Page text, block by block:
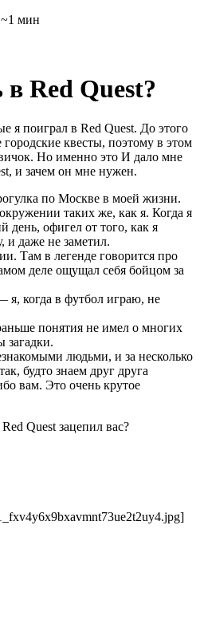
~1 мин
Red Quest?
я поиграл в Red Quest. До этого
квесты, поэтому в этом
Но именно это И дало мне
и зачем он мне нужен.
по Москве в моей жизни.
таких же, как я. Когда я
день, офигел от того, как я
и даже не заметил.
Там в легенде говорится про
деле ощущал себя бойцом за
когда в футбол играю, не
понятия не имел о многих
загадки.
людьми, и за несколько
будто знаем друг друга
вам. Это очень крутое
Quest зацепил вас?